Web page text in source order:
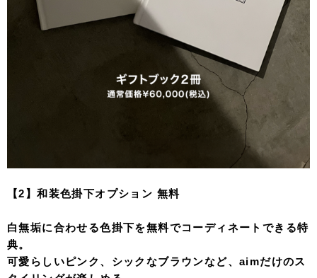
【2】和装色掛下オプション 無料
白無垢に合わせる色掛下を無料でコーディネートできる特
典。
可愛らしいピンク、シックなブラウンなど、aimだけのス